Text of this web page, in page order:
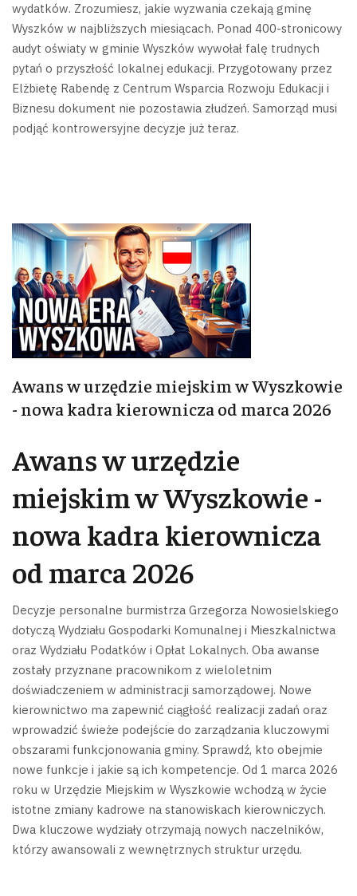
wydatków. Zrozumiesz, jakie wyzwania czekają gminę
Wyszków w najbliższych miesiącach. Ponad 400-stronicowy
audyt oświaty w gminie Wyszków wywołał falę trudnych
pytań o przyszłość lokalnej edukacji. Przygotowany przez
Elżbietę Rabendę z Centrum Wsparcia Rozwoju Edukacji i
Biznesu dokument nie pozostawia złudzeń. Samorząd musi
podjąć kontrowersyjne decyzje już teraz.
Awans w urzędzie miejskim w Wyszkowie
- nowa kadra kierownicza od marca 2026
Awans w urzędzie
miejskim w Wyszkowie -
nowa kadra kierownicza
od marca 2026
Decyzje personalne burmistrza Grzegorza Nowosielskiego
dotyczą Wydziału Gospodarki Komunalnej i Mieszkalnictwa
oraz Wydziału Podatków i Opłat Lokalnych. Oba awanse
zostały przyznane pracownikom z wieloletnim
doświadczeniem w administracji samorządowej. Nowe
kierownictwo ma zapewnić ciągłość realizacji zadań oraz
wprowadzić świeże podejście do zarządzania kluczowymi
obszarami funkcjonowania gminy. Sprawdź, kto obejmie
nowe funkcje i jakie są ich kompetencje. Od 1 marca 2026
roku w Urzędzie Miejskim w Wyszkowie wchodzą w życie
istotne zmiany kadrowe na stanowiskach kierowniczych.
Dwa kluczowe wydziały otrzymają nowych naczelników,
którzy awansowali z wewnętrznych struktur urzędu.